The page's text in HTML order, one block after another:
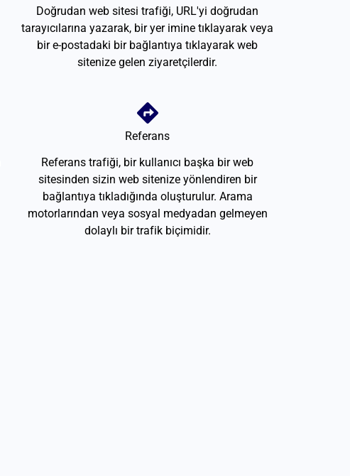
Doğrudan web sitesi trafiği, URL'yi doğrudan
tarayıcılarına yazarak, bir yer imine tıklayarak veya
bir e-postadaki bir bağlantıya tıklayarak web
sitenize gelen ziyaretçilerdir.
Referans
Referans trafiği, bir kullanıcı başka bir web
sitesinden sizin web sitenize yönlendiren bir
bağlantıya tıkladığında oluşturulur. Arama
motorlarından veya sosyal medyadan gelmeyen
dolaylı bir trafik biçimidir.